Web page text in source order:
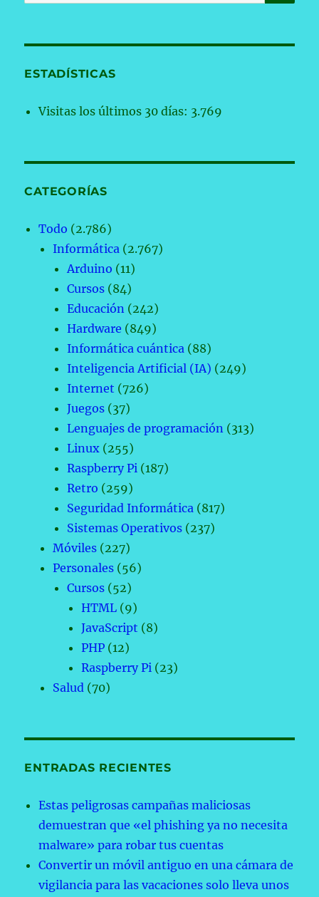
por:
ESTADÍSTICAS
Visitas los últimos 30 días: 3.769
CATEGORÍAS
Todo (2.786)
Informática (2.767)
Arduino (11)
Cursos (84)
Educación (242)
Hardware (849)
Informática cuántica (88)
Inteligencia Artificial (IA) (249)
Internet (726)
Juegos (37)
Lenguajes de programación (313)
Linux (255)
Raspberry Pi (187)
Retro (259)
Seguridad Informática (817)
Sistemas Operativos (237)
Móviles (227)
Personales (56)
Cursos (52)
HTML (9)
JavaScript (8)
PHP (12)
Raspberry Pi (23)
Salud (70)
ENTRADAS RECIENTES
Estas peligrosas campañas maliciosas
demuestran que «el phishing ya no necesita
malware» para robar tus cuentas
Convertir un móvil antiguo en una cámara de
vigilancia para las vacaciones solo lleva unos